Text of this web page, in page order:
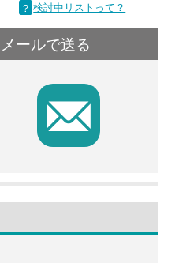
？ 検討中リストって？
ールで送る
F